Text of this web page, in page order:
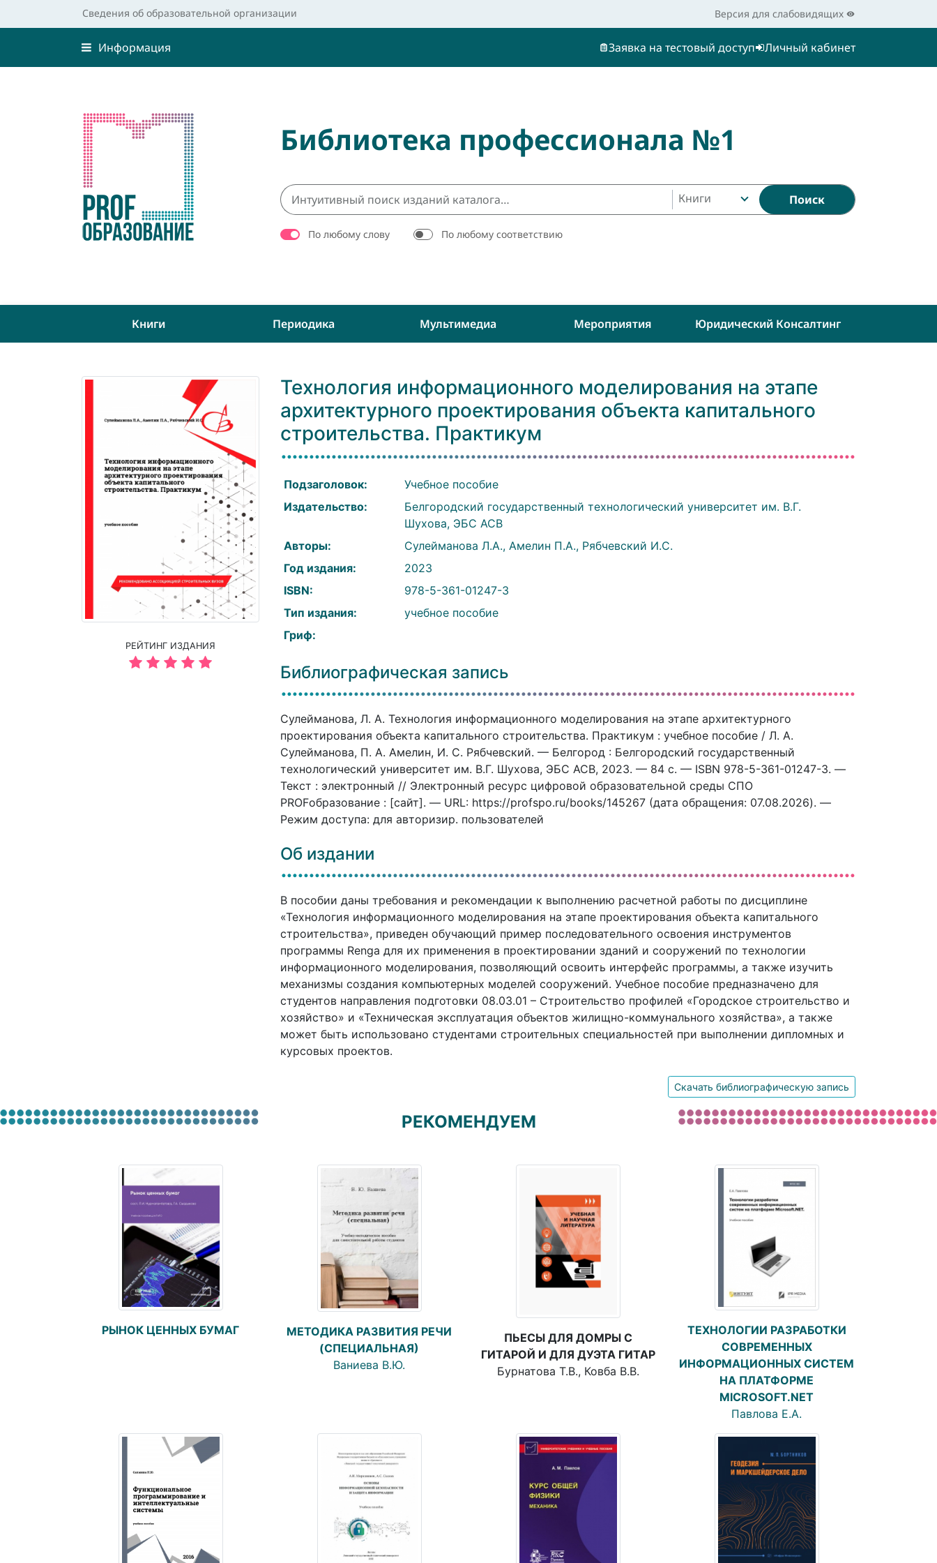
Сведения об образовательной организации Версия для слабовидящих
Информация Заявка на тестовый доступ Личный кабинет
Библиотека профессионала №1
Книги Поиск
По любому слову По любому соответствию
Книги Периодика Мультимедиа Мероприятия Юридический Консалтинг
РЕЙТИНГ ИЗДАНИЯ
Технология информационного моделирования на этапе
архитектурного проектирования объекта капитального
строительства. Практикум
Подзаголовок:
Учебное пособие
Издательство:
Белгородский государственный технологический университет им. В.Г.
Шухова, ЭБС АСВ
Авторы:
Сулейманова Л.А., Амелин П.А., Рябчевский И.С.
Год издания:
2023
ISBN:
978-5-361-01247-3
Тип издания:
учебное пособие
Гриф:
Библиографическая запись
Сулейманова, Л. А. Технология информационного моделирования на этапе архитектурного
проектирования объекта капитального строительства. Практикум : учебное пособие / Л. А.
Сулейманова, П. А. Амелин, И. С. Рябчевский. — Белгород : Белгородский государственный
технологический университет им. В.Г. Шухова, ЭБС АСВ, 2023. — 84 c. — ISBN 978-5-361-01247-3. —
Текст : электронный // Электронный ресурс цифровой образовательной среды СПО
PROFобразование : [сайт]. — URL: https://profspo.ru/books/145267 (дата обращения: 07.08.2026). —
Режим доступа: для авторизир. пользователей
Об издании
В пособии даны требования и рекомендации к выполнению расчетной работы по дисциплине
«Технология информационного моделирования на этапе проектирования объекта капитального
строительства», приведен обучающий пример последовательного освоения инструментов
программы Renga для их применения в проектировании зданий и сооружений по технологии
информационного моделирования, позволяющий освоить интерфейс программы, а также изучить
механизмы создания компьютерных моделей сооружений. Учебное пособие предназначено для
студентов направления подготовки 08.03.01 – Строительство профилей «Городское строительство и
хозяйство» и «Техническая эксплуатация объектов жилищно-коммунального хозяйства», а также
может быть использовано студентами строительных специальностей при выполнении дипломных и
курсовых проектов.
Скачать библиографическую запись
РЕКОМЕНДУЕМ
РЫНОК ЦЕННЫХ БУМАГ
МЕТОДИКА РАЗВИТИЯ РЕЧИ
(СПЕЦИАЛЬНАЯ)
Ваниева В.Ю.
ПЬЕСЫ ДЛЯ ДОМРЫ С
ГИТАРОЙ И ДЛЯ ДУЭТА ГИТАР
Бурнатова Т.В., Ковба В.В.
ТЕХНОЛОГИИ РАЗРАБОТКИ
СОВРЕМЕННЫХ
ИНФОРМАЦИОННЫХ СИСТЕМ
НА ПЛАТФОРМЕ
MICROSOFT.NET
Павлова Е.А.